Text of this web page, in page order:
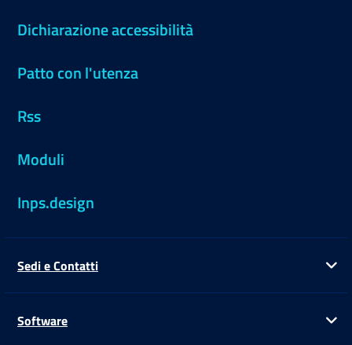
Dichiarazione accessibilità
Patto con l'utenza
Rss
Moduli
Inps.design
Sedi e Contatti
Software